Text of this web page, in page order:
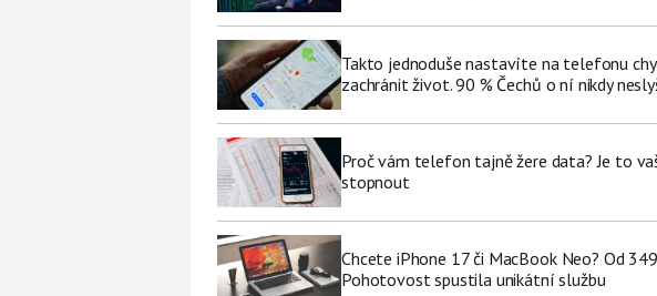
Takto jednoduše nastavíte na telefonu
zachránit život. 90 % Čechů o ní nikdy
Proč vám telefon tajně žere data? Je to
stopnout
Chcete iPhone 17 či MacBook Neo? Od
Pohotovost spustila unikátní službu